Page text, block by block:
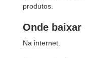
produtos.
Onde baixar
Na internet.